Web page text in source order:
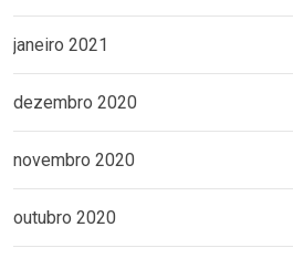
janeiro 2021
dezembro 2020
novembro 2020
outubro 2020